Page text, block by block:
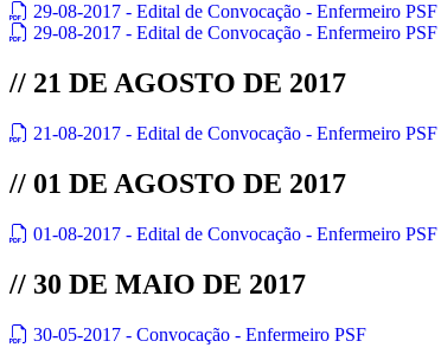
29-08-2017 - Edital de Convocação - Enfermeiro
29-08-2017 - Edital de Convocação - Enfermeiro
// 21 DE AGOSTO DE 2017
21-08-2017 - Edital de Convocação - Enfermeiro PSF
// 01 DE AGOSTO DE 2017
01-08-2017 - Edital de Convocação - Enfermeiro PSF
// 30 DE MAIO DE 2017
30-05-2017 - Convocação - Enfermeiro PSF